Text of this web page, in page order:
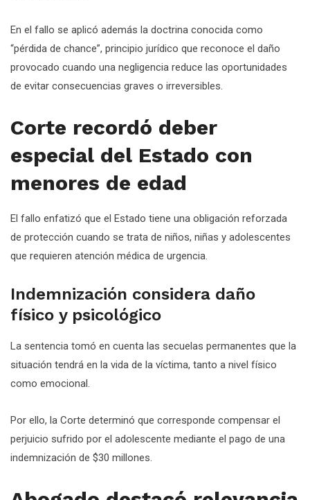
En el fallo se aplicó además la doctrina conocida como
“pérdida de chance”, principio jurídico que reconoce el daño
provocado cuando una negligencia reduce las oportunidades
de evitar consecuencias graves o irreversibles.
Corte recordó deber
especial del Estado con
menores de edad
El fallo enfatizó que el Estado tiene una obligación reforzada
de protección cuando se trata de niños, niñas y adolescentes
que requieren atención médica de urgencia.
Indemnización considera daño
físico y psicológico
La sentencia tomó en cuenta las secuelas permanentes que la
situación tendrá en la vida de la víctima, tanto a nivel físico
como emocional.
Por ello, la Corte determinó que corresponde compensar el
perjuicio sufrido por el adolescente mediante el pago de una
indemnización de $30 millones.